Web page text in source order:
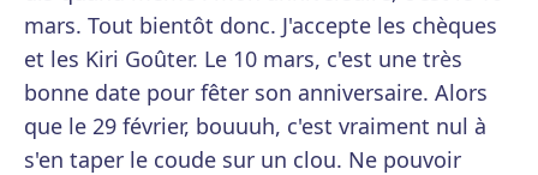
mars. Tout bientôt donc. J'accepte les chèques
et les Kiri Goûter. Le 10 mars, c'est une très
bonne date pour fêter son anniversaire. Alors
que le 29 février, bouuuh, c'est vraiment nul à
s'en taper le coude sur un clou. Ne pouvoir